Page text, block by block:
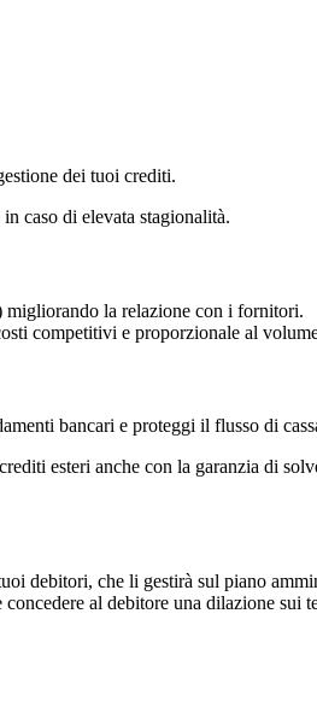
dei tuoi crediti.
caso di elevata stagionalità.
migliorando la relazione con i fornitori.
competitivi e proporzionale al
bancari e proteggi il flusso di
esteri anche con la garanzia di
debitori, che li gestirà sul piano
al debitore una dilazione sui